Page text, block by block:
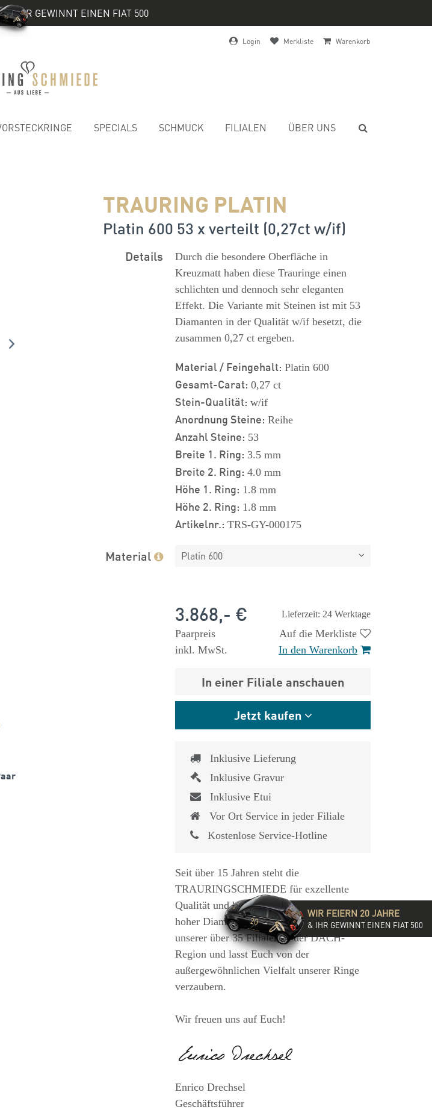
& IHR GEWINNT EINEN FIAT 500
Login Merkliste Warenkorb
SPECIALS SCHMUCK FILIALEN ÜBER UNS
TRAURING PLATIN
Platin 600 53 x verteilt (0,27ct w/if)
Details
Durch die besondere Oberfläche in
Kreuzmatt haben diese Trauringe einen
schlichten und dennoch sehr eleganten
Effekt. Die Variante mit Steinen ist mit 53
Diamanten in der Qualität w/if besetzt, die
zusammen 0,27 ct ergeben.
Material / Feingehalt: Platin 600
Gesamt-Carat: 0,27 ct
Stein-Qualität: w/if
Anordnung Steine: Reihe
Anzahl Steine: 53
Breite 1. Ring: 3.5 mm
Breite 2. Ring: 4.0 mm
Höhe 1. Ring: 1.8 mm
Höhe 2. Ring: 1.8 mm
Artikelnr.: TRS-GY-000175
Material Platin 600
Lieferzeit: 24 Werktage
3.868,- €
Paarpreis
inkl. MwSt.
Auf die Merkliste
In den Warenkorb
In einer Filiale anschauen
Jetzt kaufen
Inklusive Lieferung
Inklusive Gravur
Inklusive Etui
Vor Ort Service in jeder Filiale
Kostenlose Service-Hotline
Seit über 15 Jahren steht die
TRAURINGSCHMIEDE für exzellente
Qualität und hochwertige Beratung mit
hoher Diamantkompetenz. Besucht eine
unserer über 35 Filialen in der DACH-
Region und lasst Euch von der
außergewöhnlichen Vielfalt unserer Ringe
verzaubern.
Wir freuen uns auf Euch!
Enrico Drechsel
Geschäftsführer
WIR FEIERN 20 JAHRE
& IHR GEWINNT EINEN FIAT 500